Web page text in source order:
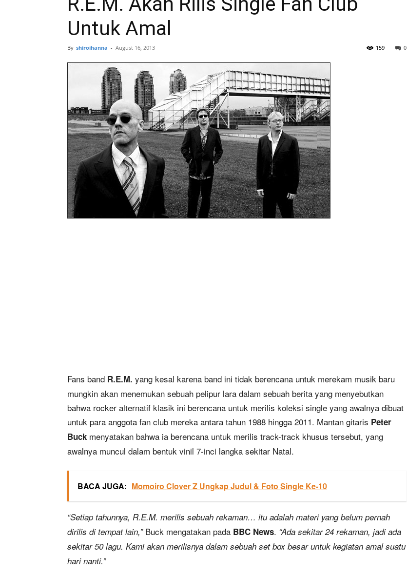
Untuk Amal
By shiroihanna - August 16, 2013 0
159
Fans band R.E.M. yang kesal karena band ini tidak berencana untuk merekam musik baru
mungkin akan menemukan sebuah pelipur lara dalam sebuah berita yang menyebutkan
bahwa rocker alternatif klasik ini berencana untuk merilis koleksi single yang awalnya dibuat
untuk para anggota fan club mereka antara tahun 1988 hingga 2011. Mantan gitaris Peter
Buck menyatakan bahwa ia berencana untuk merilis track-track khusus tersebut, yang
awalnya muncul dalam bentuk vinil 7-inci langka sekitar Natal.
BACA JUGA: Momoiro Clover Z Ungkap Judul & Foto Single Ke-10
“Setiap tahunnya, R.E.M. merilis sebuah rekaman… itu adalah materi yang belum pernah
dirilis di tempat lain,”Buck mengatakan pada BBC News. “Ada sekitar 24 rekaman, jadi ada
sekitar 50 lagu. Kami akan merilisnya dalam sebuah set box besar untuk kegiatan amal suatu
hari nanti.”